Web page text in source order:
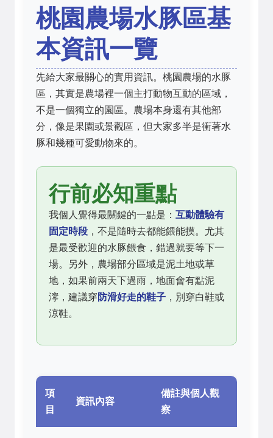
桃園農場水豚區基
本資訊一覽
先給大家最關心的實用資訊。桃園農場的水豚
區，其實是農場裡一個主打動物互動的區域，
不是一個獨立的園區。農場本身還有其他部
分，像是果園或景觀區，但大家多半是衝著水
豚和幾種可愛動物來的。
行前必知重點
我個人覺得最關鍵的一點是： 互動體驗有
固定時段 ，不是隨時去都能餵能摸。尤其
是最受歡迎的水豚餵食，錯過就要等下一
場。另外，農場部分區域是泥土地或草
地，如果前兩天下過雨，地面會有點泥
濘，建議穿 防滑好走的鞋子 ，別穿白鞋或
涼鞋。
項
目
資訊內容
備註與個人觀
察